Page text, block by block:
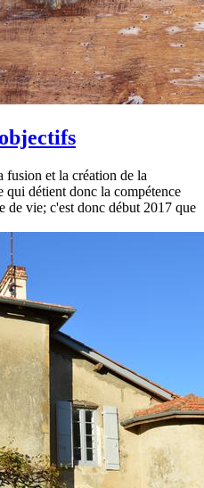
et la création de la
qui détient donc la compétence
de vie; c'est donc début 2017 que